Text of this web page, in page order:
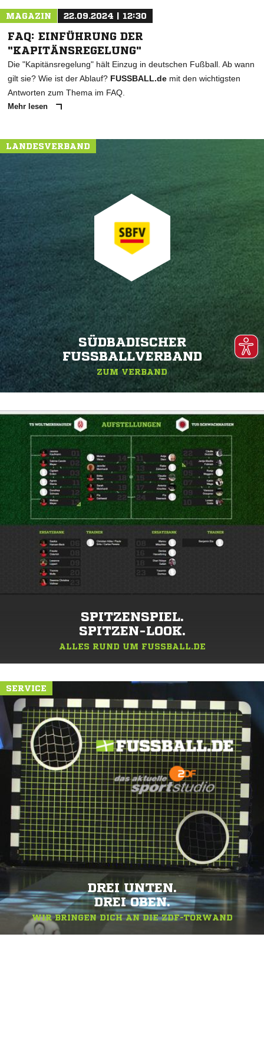
MAGAZIN 22.09.2024 | 12:30
FAQ: EINFÜHRUNG DER
"KAPITÄNSREGELUNG"
Die "Kapitänsregelung" hält Einzug in deutschen Fußball. Ab wann
gilt sie? Wie ist der Ablauf? FUSSBALL.de mit den wichtigsten
Antworten zum Thema im FAQ.
Mehr lesen
LANDESVERBAND
SÜDBADISCHER
FUSSBALLVERBAND
ZUM VERBAND
SPITZENSPIEL.
SPITZEN-LOOK.
ALLES RUND UM FUSSBALL.DE
SERVICE
DREI UNTEN.
DREI OBEN.
WIR BRINGEN DICH AN DIE ZDF-TORWAND